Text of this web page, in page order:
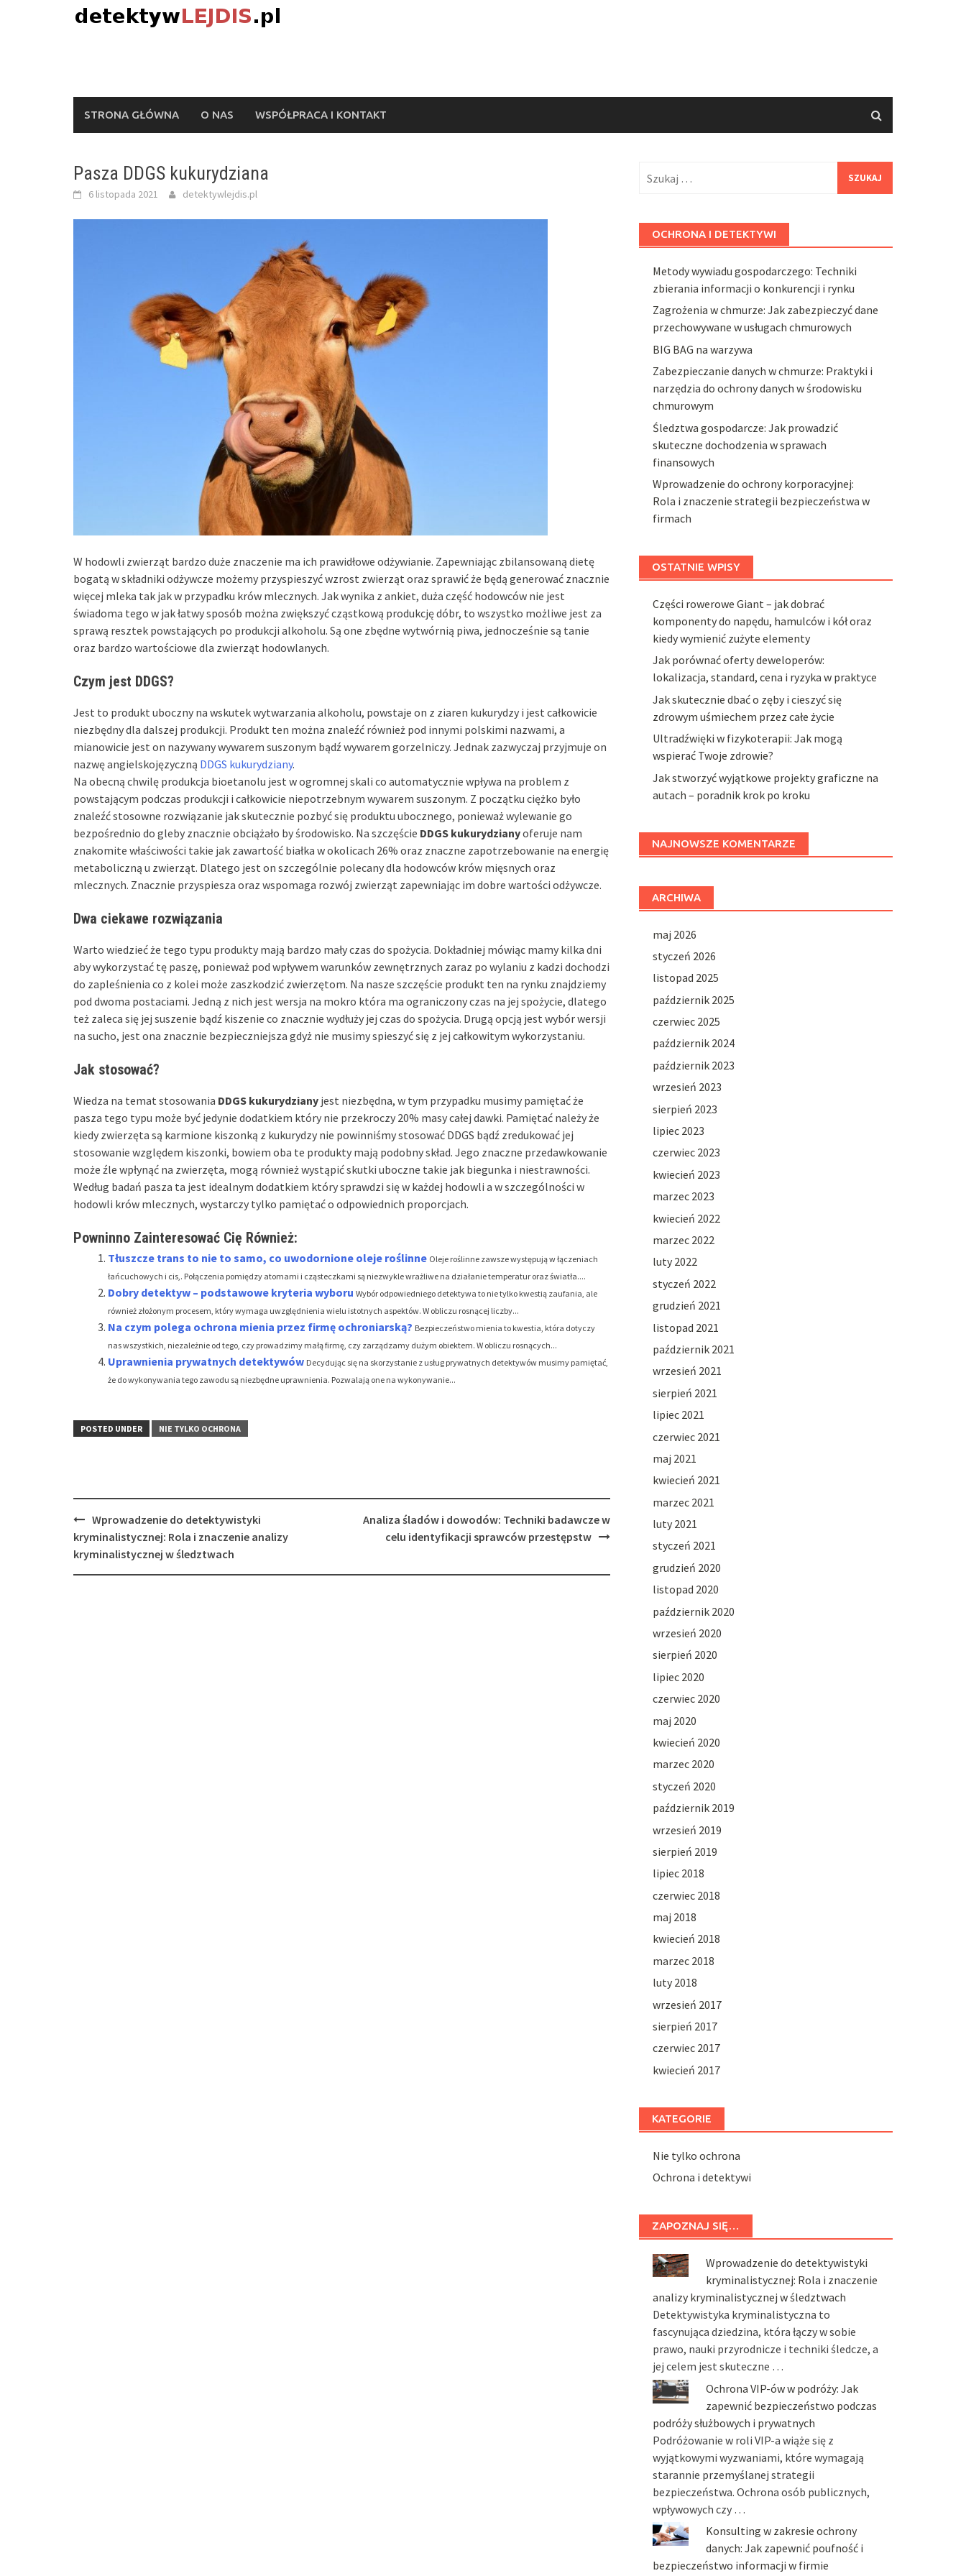
STRONA GŁÓWNA O NAS WSPÓŁPRACA I KONTAKT
Pasza DDGS kukurydziana
6 listopada 2021 detektywlejdis.pl
W hodowli zwierząt bardzo duże znaczenie ma ich prawidłowe odżywianie. Zapewniając zbilansowaną dietę
bogatą w składniki odżywcze możemy przyspieszyć wzrost zwierząt oraz sprawić że będą generować znacznie
więcej mleka tak jak w przypadku krów mlecznych. Jak wynika z ankiet, duża część hodowców nie jest
świadoma tego w jak łatwy sposób można zwiększyć cząstkową produkcję dóbr, to wszystko możliwe jest za
sprawą resztek powstających po produkcji alkoholu. Są one zbędne wytwórnią piwa, jednocześnie są tanie
oraz bardzo wartościowe dla zwierząt hodowlanych.
Czym jest DDGS?
Jest to produkt uboczny na wskutek wytwarzania alkoholu, powstaje on z ziaren kukurydzy i jest całkowicie
niezbędny dla dalszej produkcji. Produkt ten można znaleźć również pod innymi polskimi nazwami, a
mianowicie jest on nazywany wywarem suszonym bądź wywarem gorzelniczy. Jednak zazwyczaj przyjmuje on
nazwę angielskojęzyczną DDGS kukurydziany.
Na obecną chwilę produkcja bioetanolu jest w ogromnej skali co automatycznie wpływa na problem z
powstającym podczas produkcji i całkowicie niepotrzebnym wywarem suszonym. Z początku ciężko było
znaleźć stosowne rozwiązanie jak skutecznie pozbyć się produktu ubocznego, ponieważ wylewanie go
bezpośrednio do gleby znacznie obciążało by środowisko. Na szczęście DDGS kukurydzianyoferuje nam
znakomite właściwości takie jak zawartość białka w okolicach 26% oraz znaczne zapotrzebowanie na energię
metaboliczną u zwierząt. Dlatego jest on szczególnie polecany dla hodowców krów mięsnych oraz
mlecznych. Znacznie przyspiesza oraz wspomaga rozwój zwierząt zapewniając im dobre wartości odżywcze.
Dwa ciekawe rozwiązania
Warto wiedzieć że tego typu produkty mają bardzo mały czas do spożycia. Dokładniej mówiąc mamy kilka dni
aby wykorzystać tę paszę, ponieważ pod wpływem warunków zewnętrznych zaraz po wylaniu z kadzi dochodzi
do zapleśnienia co z kolei może zaszkodzić zwierzętom. Na nasze szczęście produkt ten na rynku znajdziemy
pod dwoma postaciami. Jedną z nich jest wersja na mokro która ma ograniczony czas na jej spożycie, dlatego
też zaleca się jej suszenie bądź kiszenie co znacznie wydłuży jej czas do spożycia. Drugą opcją jest wybór wersji
na sucho, jest ona znacznie bezpieczniejsza gdyż nie musimy spieszyć się z jej całkowitym wykorzystaniu.
Jak stosować?
Wiedza na temat stosowania DDGS kukurydziany jest niezbędna, w tym przypadku musimy pamiętać że
pasza tego typu może być jedynie dodatkiem który nie przekroczy 20% masy całej dawki. Pamiętać należy że
kiedy zwierzęta są karmione kiszonką z kukurydzy nie powinniśmy stosować DDGS bądź zredukować jej
stosowanie względem kiszonki, bowiem oba te produkty mają podobny skład. Jego znaczne przedawkowanie
może źle wpłynąć na zwierzęta, mogą również wystąpić skutki uboczne takie jak biegunka i niestrawności.
Według badań pasza ta jest idealnym dodatkiem który sprawdzi się w każdej hodowli a w szczególności w
hodowli krów mlecznych, wystarczy tylko pamiętać o odpowiednich proporcjach.
Powninno Zainteresować Cię Również:
Tłuszcze trans to nie to samo, co uwodornione oleje roślinne Oleje roślinne zawsze występują w łączeniach
łańcuchowych i cis,. Połączenia pomiędzy atomami i cząsteczkami są niezwykle wrażliwe na działanie temperatur oraz światła....
Dobry detektyw – podstawowe kryteria wyboru Wybór odpowiedniego detektywa to nie tylko kwestią zaufania, ale
również złożonym procesem, który wymaga uwzględnienia wielu istotnych aspektów. W obliczu rosnącej liczby...
Na czym polega ochrona mienia przez firmę ochroniarską? Bezpieczeństwo mienia to kwestia, która dotyczy
nas wszystkich, niezależnie od tego, czy prowadzimy małą firmę, czy zarządzamy dużym obiektem. W obliczu rosnących...
Uprawnienia prywatnych detektywów Decydując się na skorzystanie z usług prywatnych detektywów musimy pamiętać,
że do wykonywania tego zawodu są niezbędne uprawnienia. Pozwalają one na wykonywanie...
POSTED UNDER NIE TYLKO OCHRONA
Post
navigation
Wprowadzenie do detektywistyki
kryminalistycznej: Rola i znaczenie analizy
kryminalistycznej w śledztwach
Analiza śladów i dowodów: Techniki badawcze w
celu identyfikacji sprawców przestępstw
OCHRONA I DETEKTYWI
Metody wywiadu gospodarczego: Techniki
zbierania informacji o konkurencji i rynku
Zagrożenia w chmurze: Jak zabezpieczyć dane
przechowywane w usługach chmurowych
BIG BAG na warzywa
Zabezpieczanie danych w chmurze: Praktyki i
narzędzia do ochrony danych w środowisku
chmurowym
Śledztwa gospodarcze: Jak prowadzić
skuteczne dochodzenia w sprawach
finansowych
Wprowadzenie do ochrony korporacyjnej:
Rola i znaczenie strategii bezpieczeństwa w
firmach
OSTATNIE WPISY
Części rowerowe Giant – jak dobrać
komponenty do napędu, hamulców i kół oraz
kiedy wymienić zużyte elementy
Jak porównać oferty deweloperów:
lokalizacja, standard, cena i ryzyka w praktyce
Jak skutecznie dbać o zęby i cieszyć się
zdrowym uśmiechem przez całe życie
Ultradźwięki w fizykoterapii: Jak mogą
wspierać Twoje zdrowie?
Jak stworzyć wyjątkowe projekty graficzne na
autach – poradnik krok po kroku
NAJNOWSZE KOMENTARZE
ARCHIWA
maj 2026
styczeń 2026
listopad 2025
październik 2025
czerwiec 2025
październik 2024
październik 2023
wrzesień 2023
sierpień 2023
lipiec 2023
czerwiec 2023
kwiecień 2023
marzec 2023
kwiecień 2022
marzec 2022
luty 2022
styczeń 2022
grudzień 2021
listopad 2021
październik 2021
wrzesień 2021
sierpień 2021
lipiec 2021
czerwiec 2021
maj 2021
kwiecień 2021
marzec 2021
luty 2021
styczeń 2021
grudzień 2020
listopad 2020
październik 2020
wrzesień 2020
sierpień 2020
lipiec 2020
czerwiec 2020
maj 2020
kwiecień 2020
marzec 2020
styczeń 2020
październik 2019
wrzesień 2019
sierpień 2019
lipiec 2018
czerwiec 2018
maj 2018
kwiecień 2018
marzec 2018
luty 2018
wrzesień 2017
sierpień 2017
czerwiec 2017
kwiecień 2017
KATEGORIE
Nie tylko ochrona
Ochrona i detektywi
ZAPOZNAJ SIĘ…
Wprowadzenie do detektywistyki
kryminalistycznej: Rola i znaczenie
analizy kryminalistycznej w śledztwach
Detektywistyka kryminalistyczna to
fascynująca dziedzina, która łączy w sobie
prawo, nauki przyrodnicze i techniki śledcze, a
jej celem jest skuteczne …
Ochrona VIP-ów w podróży: Jak
zapewnić bezpieczeństwo podczas
podróży służbowych i prywatnych
Podróżowanie w roli VIP-a wiąże się z
wyjątkowymi wyzwaniami, które wymagają
starannie przemyślanej strategii
bezpieczeństwa. Ochrona osób publicznych,
wpływowych czy …
Konsulting w zakresie ochrony
danych: Jak zapewnić poufność i
bezpieczeństwo informacji w firmie